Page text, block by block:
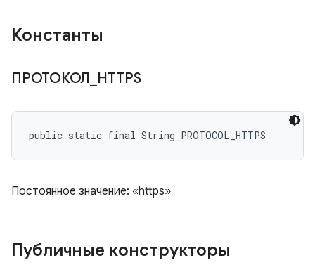
Константы
ПРОТОКОЛ HTTPS
public static final String PROTOCOL_HTTPS
Постоянное значение: «https»
Публичные конструкторы